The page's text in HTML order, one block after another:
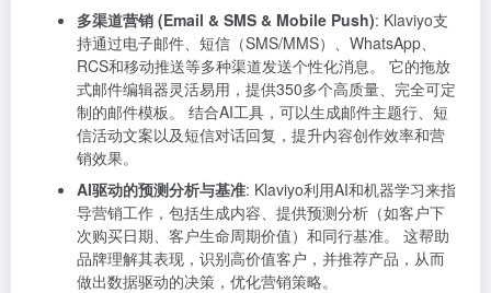
多渠道营销 (Email & SMS & Mobile Push): Klaviyo支
持通过电子邮件、短信（SMS/MMS）、WhatsApp、
RCS和移动推送等多种渠道发送个性化消息。 它的拖放
式邮件编辑器灵活易用，提供350多个高质量、完全可定
制的邮件模板。 结合AI工具，可以生成邮件主题行、短
信活动文案以及短信对话回复，提升内容创作效率和营
销效果。
AI驱动的预测分析与基准: Klaviyo利用AI和机器学习来指
导营销工作，包括生成内容、提供预测分析（如客户下
次购买日期、客户生命周期价值）和同行基准。 这帮助
品牌理解其表现，识别高价值客户，并推荐产品，从而
做出数据驱动的决策，优化营销策略。